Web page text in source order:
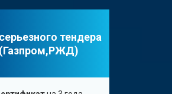
тендера
(Газпром,РЖД)